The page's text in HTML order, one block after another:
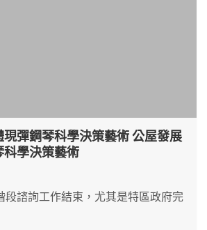
彈鋼琴科學決策藝術 公屋發展
科學決策藝術
段諮詢工作結束，尤其是特區政府完